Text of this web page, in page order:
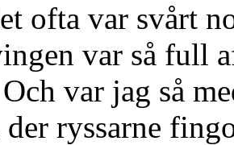
ofta var svårt
var så full
var jag så
ryssarne